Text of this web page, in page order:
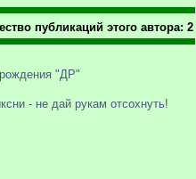
публикаций этого автора: 2
"ДР"
- не дай рукам отсохнуть!